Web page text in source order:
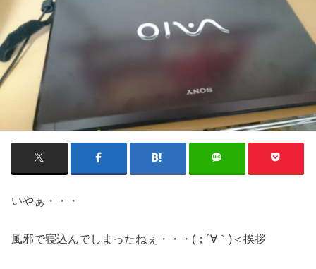
いやぁ・・・
風邪で寝込んでしまったねぇ・・・(；´∀｀)＜挨拶